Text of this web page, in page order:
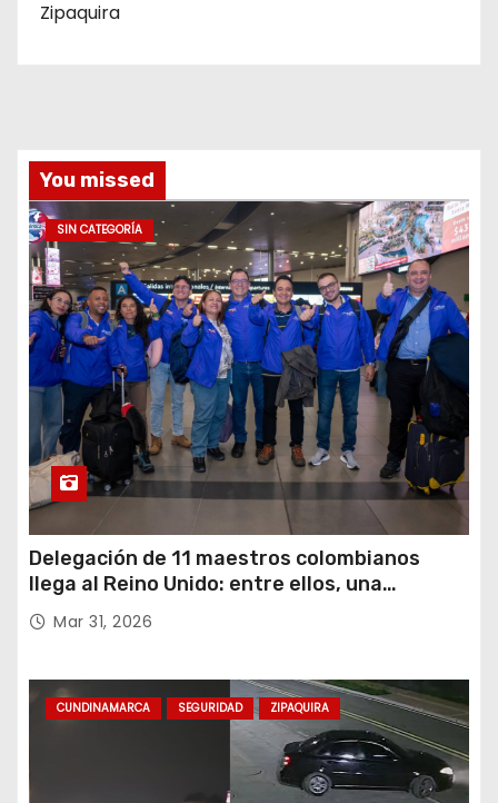
Zipaquira
You missed
SIN CATEGORÍA
Delegación de 11 maestros colombianos
llega al Reino Unido: entre ellos, una
destacada profesora de Ubaté
Mar 31, 2026
CUNDINAMARCA SEGURIDAD ZIPAQUIRA